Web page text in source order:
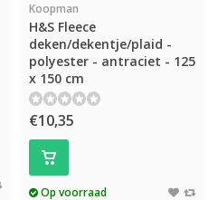
Koopman
H&S Fleece
deken/dekentje/plaid -
polyester - antraciet - 125
x 150 cm
€10,35
Op voorraad